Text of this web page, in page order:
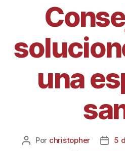
una
Por christopher
5